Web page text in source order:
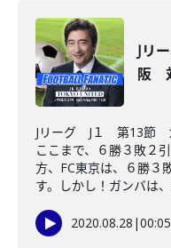
Jリ
阪
Jリーグ J１ 第13節
ここまで、６勝３敗２
方、FC東京は、６勝３
す。しかし！ガンバは
2020.08.28 |